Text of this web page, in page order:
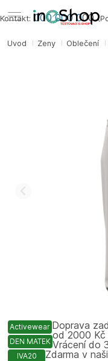
Úvod Ženy Oblečení
Activewear
DEN MATEK
IVA20
Doprava
od 2000 Kč
Vrácení do
Zdarma v
Kontakt: 000 000 000